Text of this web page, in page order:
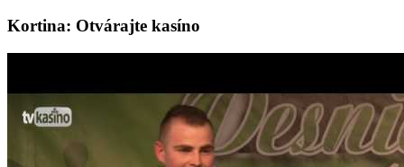
Kortina: Otvárajte kasíno